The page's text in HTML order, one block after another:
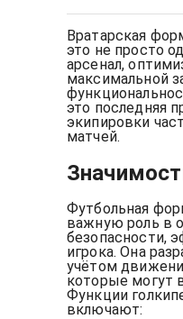
Вратарская
это не просто
арсенал,
максимальной
это последняя
экипировки
матчей.
Футбольная
важную роль в
безопасности,
игрока. Она
учётом
которые могут
Функции
включают: